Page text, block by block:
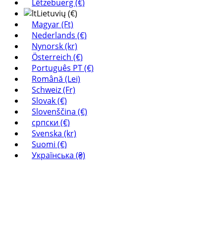
Lëtzebuerg (€)
Lietuvių (€)
Magyar (Ft)
Nederlands (€)
Nynorsk (kr)
Österreich (€)
Português PT (€)
Română (Lei)
Schweiz (Fr)
Slovak (€)
Slovenščina (€)
српски (€)
Svenska (kr)
Suomi (€)
Українська (₴)